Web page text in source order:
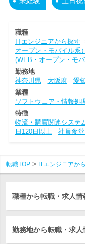
職種
ITエンジニアから探す
オープン・モバイル系）
(WEB・オープン・モバ
勤務地
神奈川県
大阪府 愛
業種
ソフトウェア・情報処
特徴
物流・購買関連システ
日120日以上
社員食
転職TOP ITエンジニアか
職種から転職・求人情
勤務地から転職・求人